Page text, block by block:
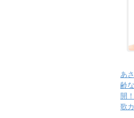
あ
齢
開
歌